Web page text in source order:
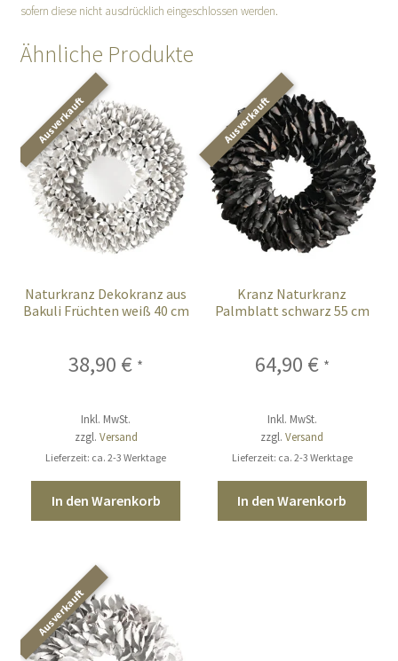
sofern diese nicht ausdrücklich eingeschlossen werden.
Ähnliche Produkte
Naturkranz Dekokranz aus
Bakuli Früchten weiß 40 cm
38,90 € *
Inkl. MwSt.
zzgl. Versand
Lieferzeit: ca. 2-3 Werktage
In den Warenkorb
Kranz Naturkranz
Palmblatt schwarz 55 cm
64,90 € *
Inkl. MwSt.
zzgl.Versand
Lieferzeit: ca. 2-3 Werktage
In den Warenkorb